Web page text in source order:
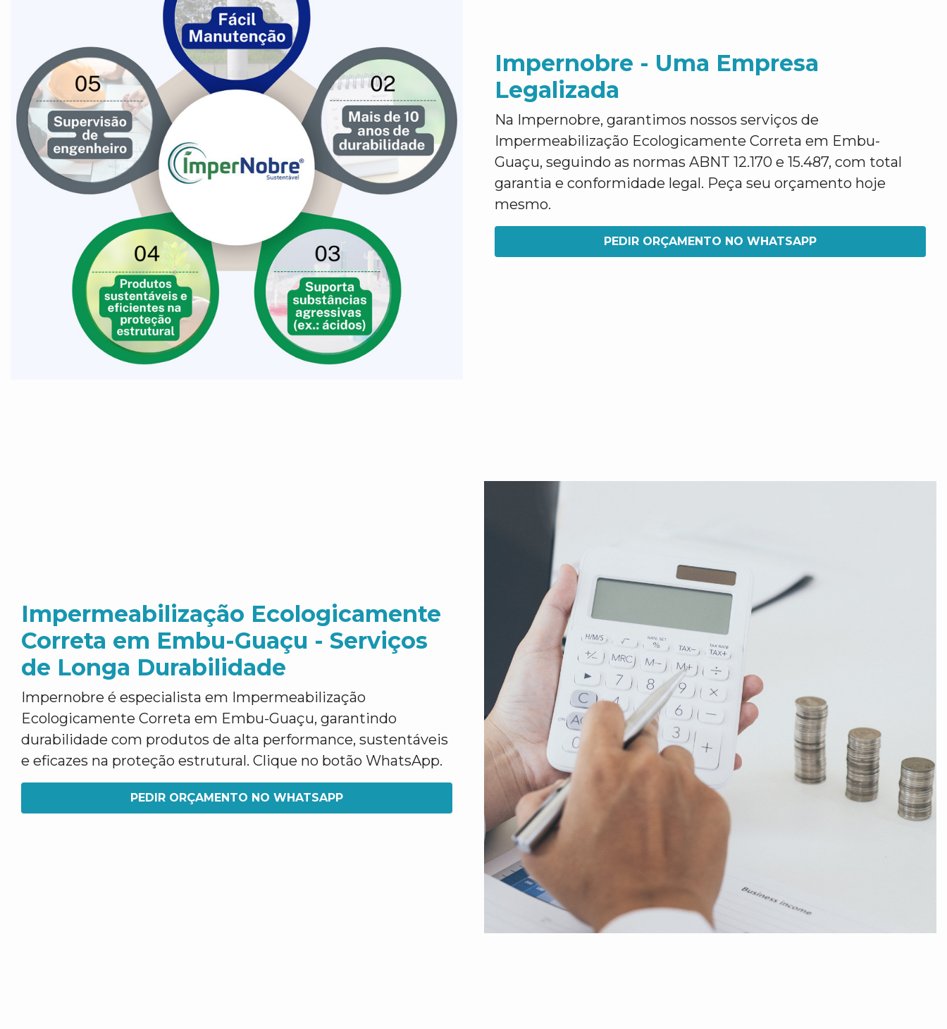
Impernobre - Uma Empresa
Legalizada
Na Impernobre, garantimos nossos serviços de
Impermeabilização Ecologicamente Correta em Embu-
Guaçu, seguindo as normas ABNT 12.170 e 15.487, com total
garantia e conformidade legal. Peça seu orçamento hoje
mesmo.
PEDIR ORÇAMENTO NO WHATSAPP
Impermeabilização Ecologicamente
Correta em Embu-Guaçu - Serviços
de Longa Durabilidade
Impernobre é especialista em Impermeabilização
Ecologicamente Correta em Embu-Guaçu, garantindo
durabilidade com produtos de alta performance, sustentáveis
e eficazes na proteção estrutural. Clique no botão WhatsApp.
PEDIR ORÇAMENTO NO WHATSAPP